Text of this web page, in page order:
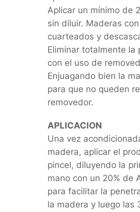
Aplicar un mínimo de
sin diluir. Maderas
cuarteados y
Eliminar totalmente la
con el uso de
Enjuagando bien la
para que no queden
removedor.
APLICACION
Una vez
madera, aplicar el
pincel, diluyendo la
mano con un 20% de
para facilitar la
la madera y luego las